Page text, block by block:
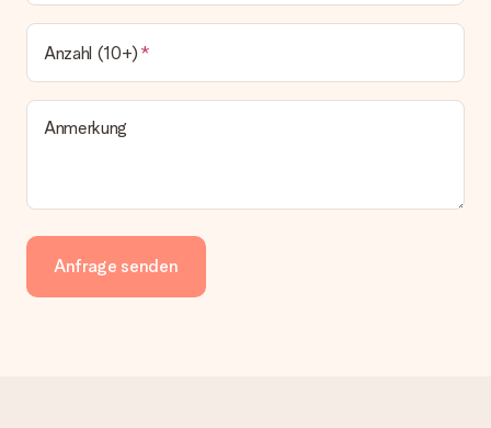
Anzahl (10+)
Anmerkung
Anfrage senden